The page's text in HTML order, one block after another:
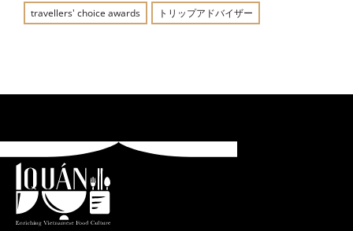
travellers' choice awards トリップアドバイザー